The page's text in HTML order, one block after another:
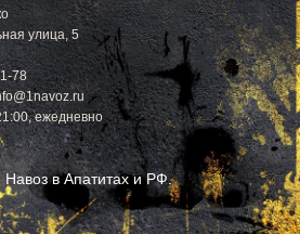
улица, 5
78
ежедневно
в Апатитах и РФ.